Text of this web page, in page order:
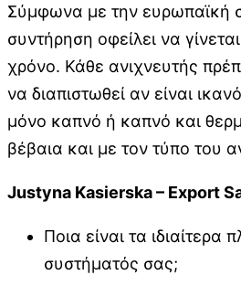
Σύμφωνα με την ευρωπαϊκή
συντήρηση οφείλει να
χρόνο. Κάθε ανιχνευτής
να διαπιστωθεί αν είναι
μόνο καπνό ή καπνό και
βέβαια και με τον τύπο του
Justyna Kasierska – Export
Ποια είναι τα ιδιαίτερα
συστήματός σας;